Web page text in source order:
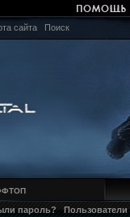
сайта Поиск
пароль? Пользователи